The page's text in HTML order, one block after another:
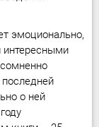
эмоционально,
интересными
о ней